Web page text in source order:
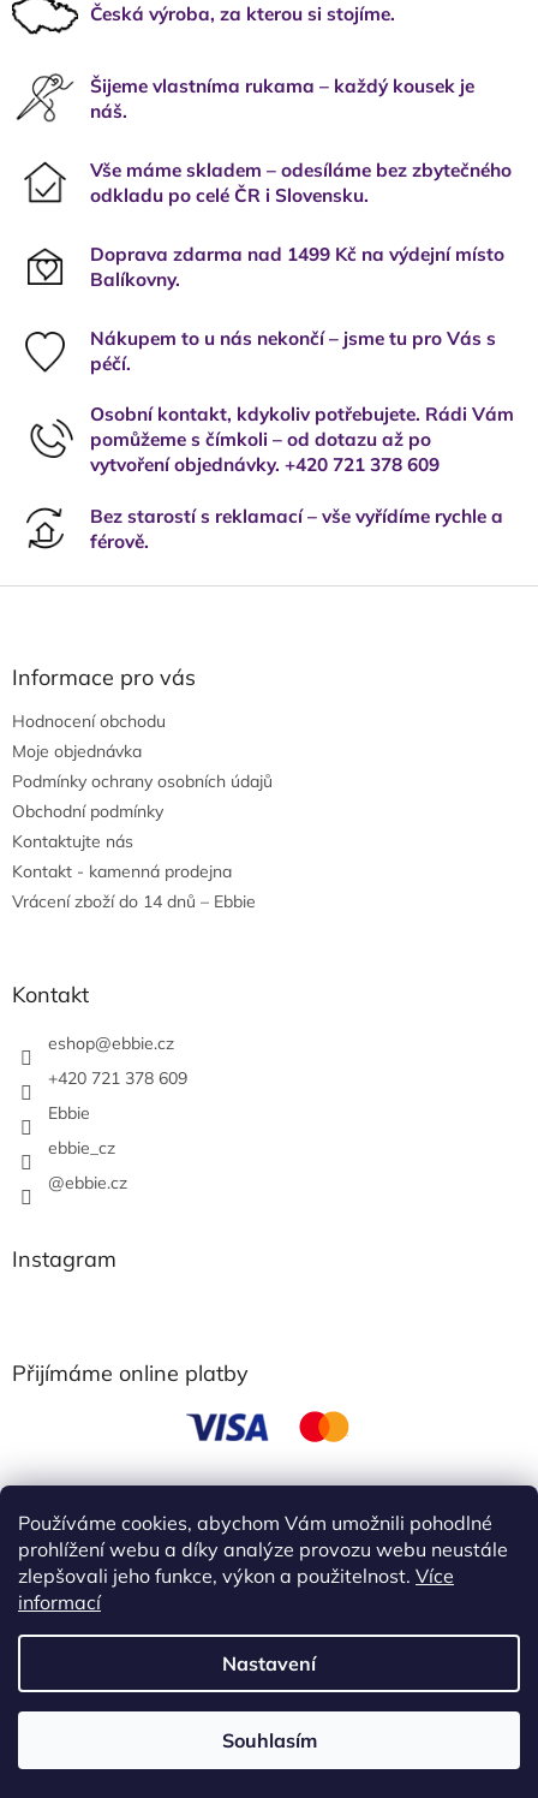
Používáme cookies, abychom Vám umožnili pohodlné
prohlížení webu a díky analýze provozu webu neustále
zlepšovali jeho funkce, výkon a použitelnost. Více
informací
Nastavení
Souhlasím
Akce 3+1 zdarma Kup 3 libovolné výrobky Ebbie a 4 získáš
Česká výroba, za kterou si stojíme.
Šijeme vlastníma rukama – každý kousek je
náš.
Vše máme skladem – odesíláme bez zbytečného
odkladu po celé ČR i Slovensku.
Doprava zdarma nad 1499 Kč na výdejní místo
Balíkovny.
Nákupem to u nás nekončí – jsme tu pro Vás s
péčí.
Osobní kontakt, kdykoliv potřebujete. Rádi Vám
pomůžeme s čímkoli – od dotazu až po
vytvoření objednávky. +420 721 378 609
Bez starostí s reklamací – vše vyřídíme rychle a
férově.
Informace pro vás
Hodnocení obchodu
Moje objednávka
Podmínky ochrany osobních údajů
Obchodní podmínky
Kontaktujte nás
Kontakt - kamenná prodejna
Vrácení zboží do 14 dnů – Ebbie
Kontakt
eshop@ebbie.cz
+420 721 378 609
Ebbie
ebbie_cz
@ebbie.cz
Instagram
Přijímáme online platby
obchodní podmínky
nastavení cookies